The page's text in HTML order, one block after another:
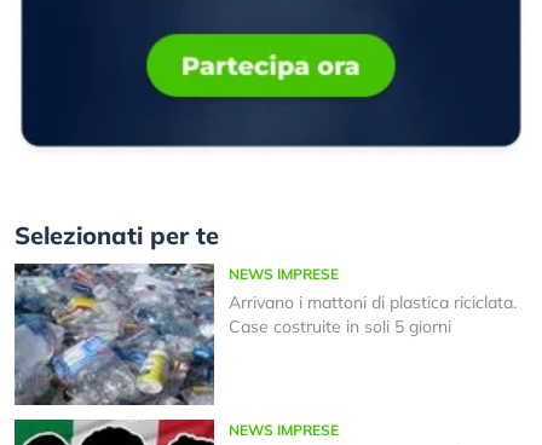
Selezionati per te
NEWS IMPRESE
Arrivano i mattoni di plastica riciclata.
Case costruite in soli 5 giorni
NEWS IMPRESE